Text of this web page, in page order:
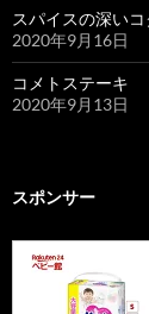
スパイスの深い
2020年9月16日
コメトステーキ
2020年9月13日
スポンサー